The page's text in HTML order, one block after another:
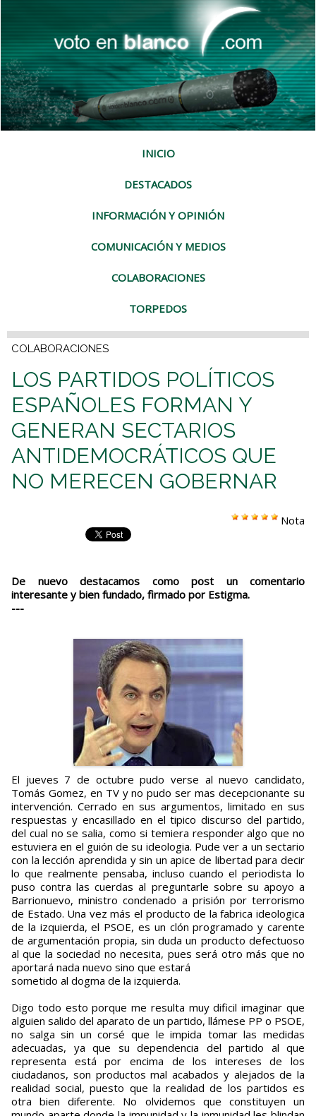
INICIO
DESTACADOS
INFORMACIÓN Y OPINIÓN
COMUNICACIÓN Y MEDIOS
COLABORACIONES
TORPEDOS
COLABORACIONES
LOS PARTIDOS POLÍTICOS
ESPAÑOLES FORMAN Y
GENERAN SECTARIOS
ANTIDEMOCRÁTICOS QUE
NO MERECEN GOBERNAR
Nota
De nuevo destacamos como post un comentario
interesante y bien fundado, firmado por Estigma.
---
El jueves 7 de octubre pudo verse al nuevo candidato,
Tomás Gomez, en TV y no pudo ser mas decepcionante su
intervención. Cerrado en sus argumentos, limitado en sus
respuestas y encasillado en el tipico discurso del partido,
del cual no se salia, como si temiera responder algo que no
estuviera en el guión de su ideologia. Pude ver a un sectario
con la lección aprendida y sin un apice de libertad para decir
lo que realmente pensaba, incluso cuando el periodista lo
puso contra las cuerdas al preguntarle sobre su apoyo a
Barrionuevo, ministro condenado a prisión por terrorismo
de Estado. Una vez más el producto de la fabrica ideologica
de la izquierda, el PSOE, es un clón programado y carente
de argumentación propia, sin duda un producto defectuoso
al que la sociedad no necesita, pues será otro más que no
aportará nada nuevo sino que estará
sometido al dogma de la izquierda.
Digo todo esto porque me resulta muy dificil imaginar que
alguien salido del aparato de un partido, llámese PP o PSOE,
no salga sin un corsé que le impida tomar las medidas
adecuadas, ya que su dependencia del partido al que
representa está por encima de los intereses de los
ciudadanos, son productos mal acabados y alejados de la
realidad social, puesto que la realidad de los partidos es
otra bien diferente. No olvidemos que constituyen un